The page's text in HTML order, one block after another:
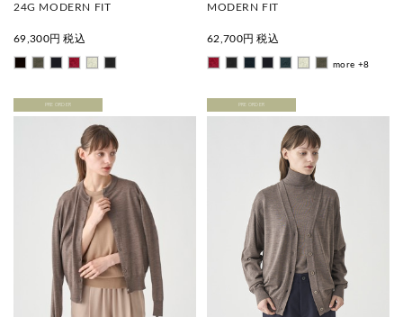
24G MODERN FIT
69,300円 税込
MODERN FIT
62,700円 税込
more +8
PRE ORDER PRE ORDER